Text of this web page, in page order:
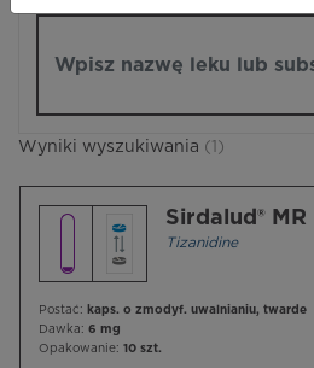
Wyniki wyszukiwania (1)
Sirdalud® MR
Tizanidine
Postać: kaps. o zmodyf. uwalnianiu, twarde
Dawka: 6 mg
Opakowanie: 10 szt.